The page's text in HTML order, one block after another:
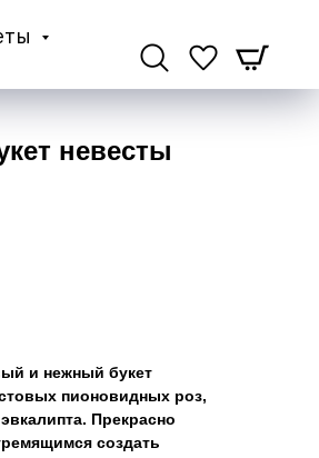
невесты
и нежный букет
пионовидных роз,
Прекрасно
создать